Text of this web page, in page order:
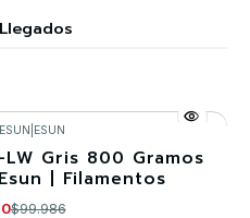
ESUN
Gris 800 Gramos
| Filamentos
$99.986